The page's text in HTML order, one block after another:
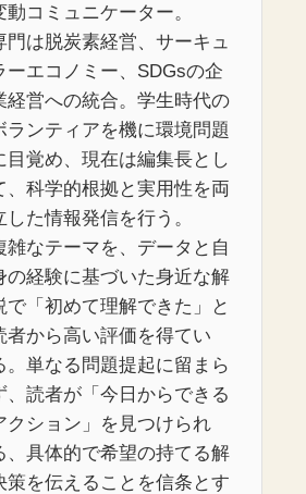
動コミュニケーター。
門は脱炭素経営、サーキュ
ーエコノミー、SDGsの企
経営への統合。学生時代の
ランティアを機に環境問題
目覚め、現在は編集長とし
、科学的根拠と実用性を両
した情報発信を行う。
雑なテーマを、データと自
の経験に基づいた身近な解
で「初めて理解できた」と
者から高い評価を得てい
。単なる問題提起に留まら
、読者が「今日からできる
クション」を見つけられ
、具体的で希望の持てる解
策を伝えることを信条とす